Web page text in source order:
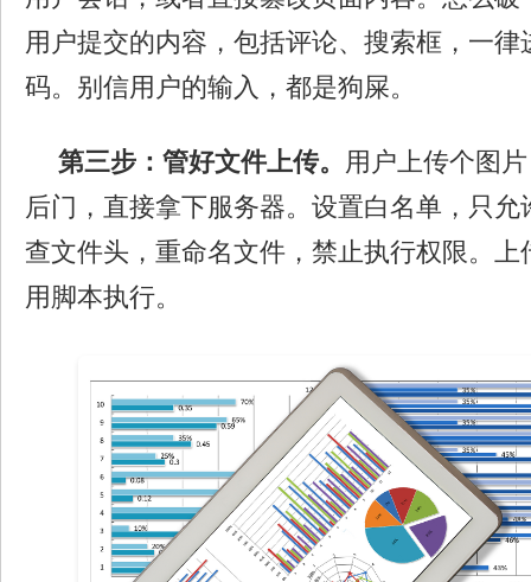
用户提交的内容，包括评论、搜索框，一律
码。别信用户的输入，都是狗屎。
第三步：管好文件上传。 用户上传个图
后门，直接拿下服务器。设置白名单，只
查文件头，重命名文件，禁止执行权限。上
用脚本执行。